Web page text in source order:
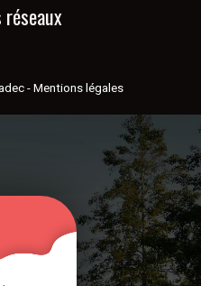
-Mentions légales